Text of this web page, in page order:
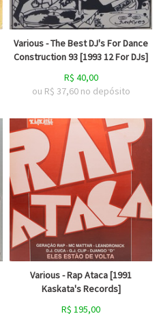
Various - The Best DJ's For Dance
Construction 93 [1993 12 For DJs]
R$ 40,00
ou R$ 37,60 no depósito
Various - Rap Ataca [1991
Kaskata's Records]
R$ 195,00